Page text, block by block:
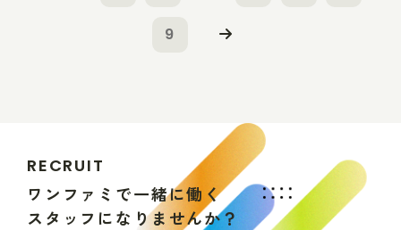
9
RECRUIT
ワ ン フ ァ ミ で一緒に働 く
ス タ ッ フ にな りま せんか？